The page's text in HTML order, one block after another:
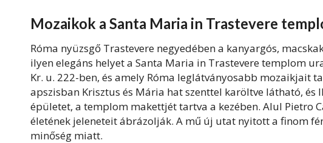
Mozaikok a Santa Maria in Trastevere
Róma nyüzsgő Trastevere negyedében a kanyargós,
ilyen elegáns helyet a Santa Maria in Trastevere templom
Kr. u. 222-ben, és amely Róma leglátványosabb mozaikjait
apszisban Krisztus és Mária hat szenttel karöltve látható,
épületet, a templom makettjét tartva a kezében. Alul Pietro
életének jeleneteit ábrázolják. A mű új utat nyitott a finom
minőség miatt.